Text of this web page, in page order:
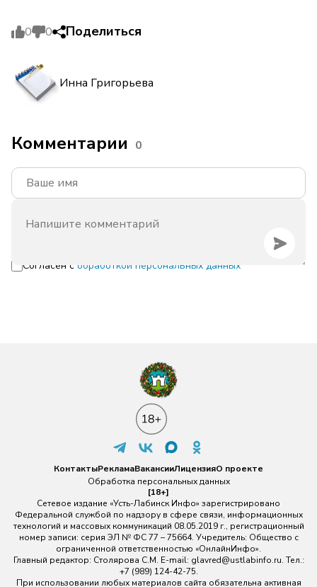
0 0 Поделиться
Инна Григорьева
Комментарии 0
Согласен с обработкой персональных данных
КонтактыРекламаВакансииЛицензияО проекте
Обработка персональных данных
[18+]
Сетевое издание «Усть-Лабинск Инфо» зарегистрировано
Федеральной службой по надзору в сфере связи, информационных
технологий и массовых коммуникаций 08.05.2019 г., регистрационный
номер записи: серия ЭЛ № ФС 77 – 75664. Учредитель: Общество с
ограниченной ответственностью «ОнлайнИнфо».
Главный редактор: Столярова С.М. E-mail: glavred@ustlabinfo.ru. Тел.:
+7 (989) 124-42-75.
При использовании любых материалов сайта обязательна активная